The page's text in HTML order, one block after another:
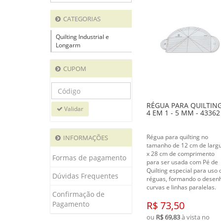
CATEGORIAS
Quilting Industrial e
Longarm
CUPOM
Validar
INFORMAÇÕES
Formas de pagamento
Dúvidas Frequentes
Confirmação de
Pagamento
RÉGUA PARA
4 EM 1 - 5 MM - 43362
Régua para quilting no
tamanho de 12 cm de
x 28 cm de comprimento
para ser usada com Pé de
Quilting especial para uso
réguas, formando o
curvas e linhas paralelas.
R$ 73,50
ou R$ 69,83à vista no